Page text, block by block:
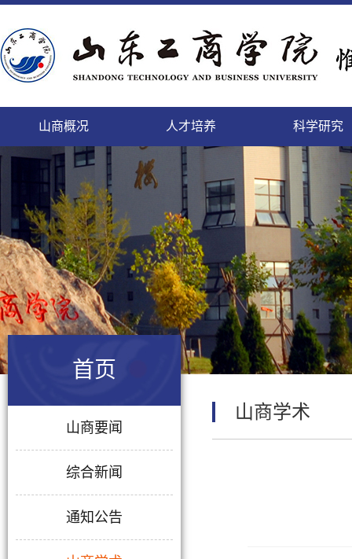
山商概况
精神文明的校园，培养人才的学园
个性发展的乐园，陶冶情操的花园
山商
人才培养
致天下之治者在人才
师者，教之以事而喻诸德
本科生
科学研究
科学研究的进展及其日益扩
充的领域将唤起我们的希望
科研
登高而望远，临海而心阔
依山傍海的她，美景如画，恰如你的风华
正茂
本科生
缓缓西风来，渐渐东风暖
携手赢天下，同创新未来
国内
勤于道义,刚健而日新
这日新月异的变化,来自我们对美好的执着
追求
教工
面朝大海，静待你来
这里有你我最美的梦
人事
微笑最具魅力
细节成就完美
后勤
首页
山商要闻
综合新闻
通知公告
山商学术